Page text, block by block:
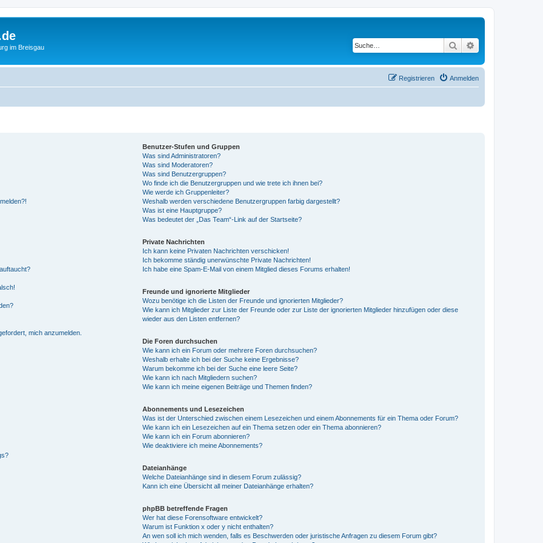
im Breisgau Suche
Anmelden
Registrieren
mich anzumelden.
Benutzer-Stufen und Gruppen
Was sind Administratoren?
Was sind Moderatoren?
Was sind Benutzergruppen?
Wo finde ich die Benutzergruppen und wie trete ich ihnen bei?
Wie werde ich Gruppenleiter?
Weshalb werden verschiedene Benutzergruppen farbig dargestellt?
Was ist eine Hauptgruppe?
Was bedeutet der „Das Team“-Link auf der Startseite?
Private Nachrichten
Ich kann keine Privaten Nachrichten verschicken!
Ich bekomme ständig unerwünschte Private Nachrichten!
Ich habe eine Spam-E-Mail von einem Mitglied dieses Forums erhalten!
Freunde und ignorierte Mitglieder
Wozu benötige ich die Listen der Freunde und ignorierten Mitglieder?
Wie kann ich Mitglieder zur Liste der Freunde oder zur Liste der ignorierten Mitglieder hinzufügen oder diese
wieder aus den Listen entfernen?
Die Foren durchsuchen
Wie kann ich ein Forum oder mehrere Foren durchsuchen?
Weshalb erhalte ich bei der Suche keine Ergebnisse?
Warum bekomme ich bei der Suche eine leere Seite?
Wie kann ich nach Mitgliedern suchen?
Wie kann ich meine eigenen Beiträge und Themen finden?
Abonnements und Lesezeichen
Was ist der Unterschied zwischen einem Lesezeichen und einem Abonnements für ein Thema oder Forum?
Wie kann ich ein Lesezeichen auf ein Thema setzen oder ein Thema abonnieren?
Wie kann ich ein Forum abonnieren?
Wie deaktiviere ich meine Abonnements?
Dateianhänge
Welche Dateianhänge sind in diesem Forum zulässig?
Kann ich eine Übersicht all meiner Dateianhänge erhalten?
phpBB betreffende Fragen
Wer hat diese Forensoftware entwickelt?
Warum ist Funktion x oder y nicht enthalten?
An wen soll ich mich wenden, falls es Beschwerden oder juristische Anfragen zu diesem Forum gibt?